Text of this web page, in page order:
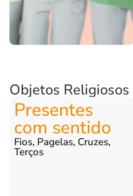
Objetos Religiosos
Presentes
com sentido
Fios, Pagelas, Cruzes,
Terços